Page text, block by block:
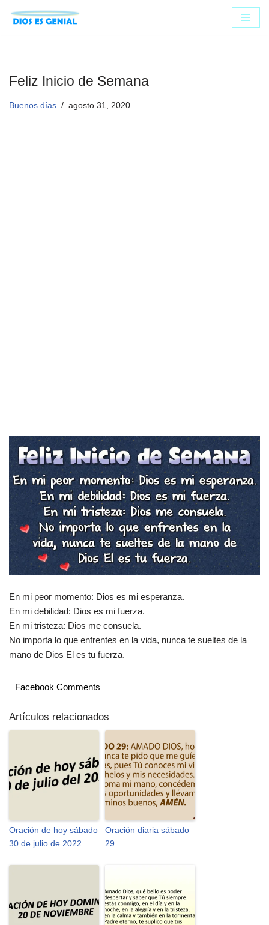
Feliz Inicio de Semana
Buenos días agosto 31, 2020
En mi peor momento: Dios es mi esperanza.
En mi debilidad: Dios es mi fuerza.
En mi tristeza: Dios me consuela.
No importa lo que enfrentes en la vida, nunca te sueltes de la
mano de Dios El es tu fuerza.
Facebook Comments
Artículos relacionados
Oración de hoy sábado
30 de julio de 2022.
Oración diaria sábado
29